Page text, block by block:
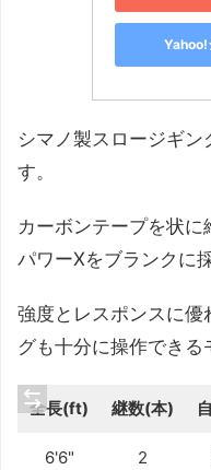
Yahoo!
シマノ製スロージギ
す。
カーボンテープを状
パワーXをブランクに採
強度とレスポンスに優
グも十分に操作できる
全長(ft) 継数(本)
6'6" 2